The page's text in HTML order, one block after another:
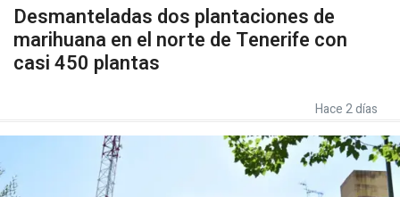
Desmanteladas dos plantaciones de
marihuana en el norte de Tenerife con
casi 450 plantas
Hace 2 días